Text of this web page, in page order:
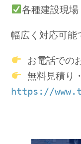
各種建設現場
幅広く対応可能
お電話での
無料見積り
https://